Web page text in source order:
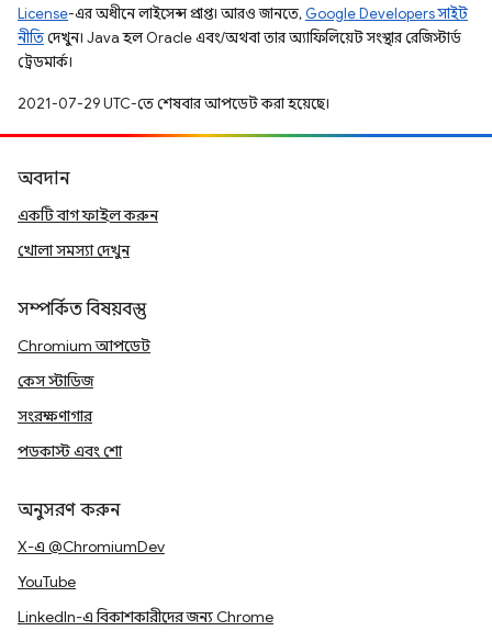
License-এর অধীনে লাইসেন্স প্রাপ্ত। আরও জানতে, Google Developers সাইট
নীতিদেখুন। Java হল Oracle এবং/অথবা তার অ্যাফিলিয়েট সংস্থার রেজিস্টার্ড
ট্রেডমার্ক।
2021-07-29 UTC-তে শেষবার আপডেট করা হয়েছে।
অবদান
একটি বাগ ফাইল করুন
খোলা সমস্যা দেখুন
সম্পর্কিত বিষয়বস্তু
Chromium আপডেট
কেস স্টাডিজ
সংরক্ষণাগার
পডকাস্ট এবং শো
অনুসরণ করুন
X-এ @ChromiumDev
YouTube
LinkedIn-এ বিকাশকারীদের জন্য Chrome